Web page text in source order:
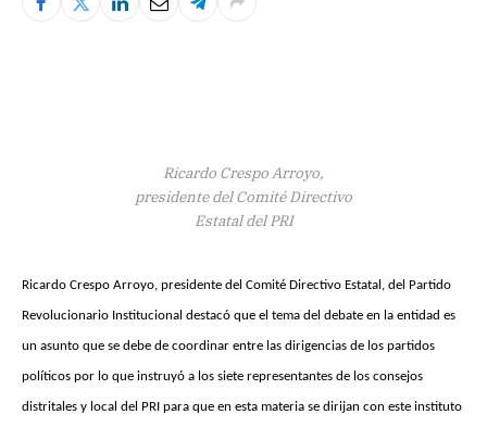
Ricardo Crespo Arroyo,
presidente del Comité Directivo
Estatal del PRI
Ricardo Crespo Arroyo, presidente del Comité Directivo Estatal, del Partido
Revolucionario Institucional destacó que el tema del debate en la entidad es
un asunto que se debe de coordinar entre las dirigencias de los partidos
políticos por lo que instruyó a los siete representantes de los consejos
distritales y local del PRI para que en esta materia se dirijan con este instituto